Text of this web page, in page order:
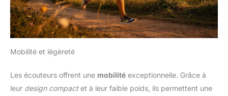
Mobilité et légèreté
Les écouteurs offrent une mobilité exceptionnelle. Grâce à
leur design compactet à leur faible poids, ils permettent une